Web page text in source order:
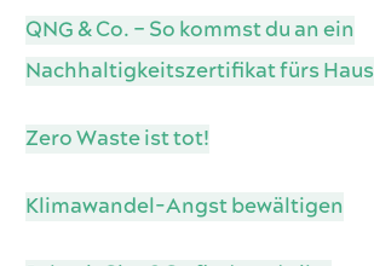
QNG & Co. – So kommst du an ein
Nachhaltigkeitszertifikat fürs Haus
Zero Waste ist tot!
Klimawandel-Angst bewältigen